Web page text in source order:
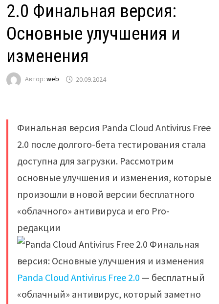
2.0 Финальная версия:
Основные улучшения и
изменения
Автор: web 20.09.2024
Финальная версия Panda Cloud Antivirus Free
2.0 после долгого-бета тестирования стала
доступна для загрузки. Рассмотрим
основные улучшения и изменения, которые
произошли в новой версии бесплатного
«облачного» антивируса и его Pro-
редакции
Panda Cloud Antivirus Free 2.0 — бесплатный
«облачный» антивирус, который заметно